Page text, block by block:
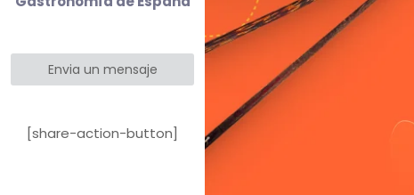
Envia un mensaje
[share-action-button]